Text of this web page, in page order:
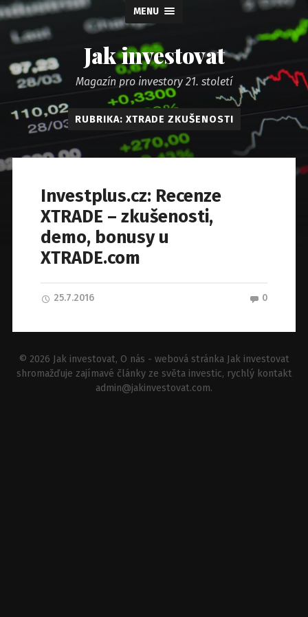
MENU
Jak investovat
Magazín pro investory 21. století
RUBRIKA: XTRADE ZKUŠENOSTI
Investplus.cz: Recenze
XTRADE – zkušenosti,
demo, bonusy u
XTRADE.com
25.7.2016 0
© 2026 Jak investovat, O nás - webová stránka Jak investovat
shromažďuje zajímavé články ze světa investic, rychlý kontakt
admin@jakinvestovat.com.